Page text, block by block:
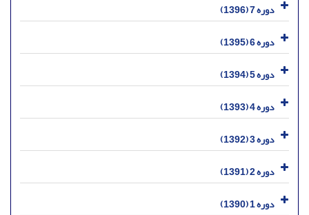
دوره 7 (1396)
دوره 6 (1395)
دوره 5 (1394)
دوره 4 (1393)
دوره 3 (1392)
دوره 2 (1391)
دوره 1 (1390)